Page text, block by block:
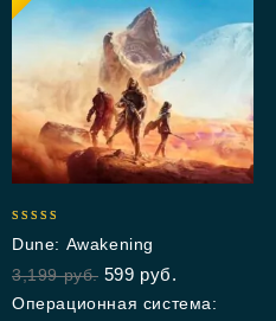
out of 5
Dune: Awakening
3,199руб. 599 руб.
Операционная система: